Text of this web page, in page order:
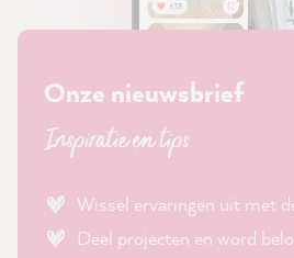
Onze nieuwsbrief
Inspiratie en tips
Wissel ervaringen uit met
Deel projecten en word